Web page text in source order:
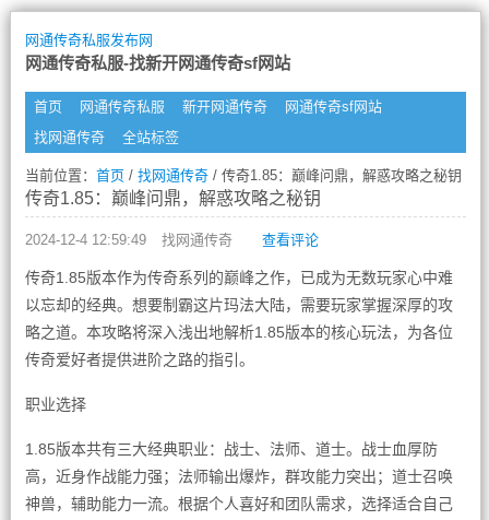
网通传奇私服发布网
网通传奇私服-找新开网通传奇sf网站
首页 网通传奇私服 新开网通传奇
网通传奇sf网站
找网通传奇
全站标签
当前位置： 首页/ 找网通传奇/ 传奇1.85：巅峰问鼎，解惑攻略之秘钥
传奇1.85：巅峰问鼎，解惑攻略之秘钥
2024-12-4 12:59:49 找网通传奇 查看评论
传奇1.85版本作为传奇系列的巅峰之作，已成为无数玩家心中难
以忘却的经典。想要制霸这片玛法大陆，需要玩家掌握深厚的攻
略之道。本攻略将深入浅出地解析1.85版本的核心玩法，为各位
传奇爱好者提供进阶之路的指引。
职业选择
1.85版本共有三大经典职业：战士、法师、道士。战士血厚防
高，近身作战能力强；法师输出爆炸，群攻能力突出；道士召唤
神兽，辅助能力一流。根据个人喜好和团队需求，选择适合自己